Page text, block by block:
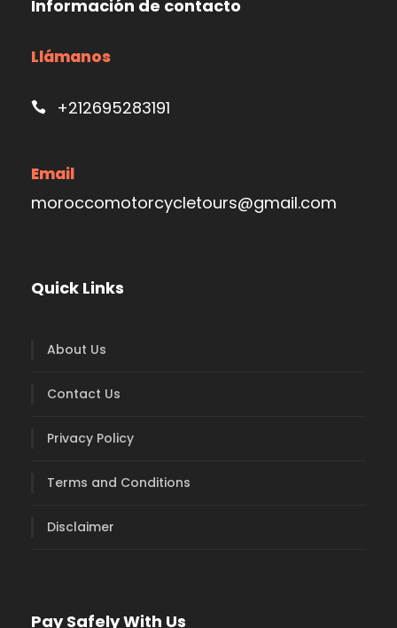
Información de contacto
Llámanos
+212695283191
Email
moroccomotorcycletours@gmail.com
Quick Links
About Us
Contact Us
Privacy Policy
Terms and Conditions
Disclaimer
Pay Safely With Us